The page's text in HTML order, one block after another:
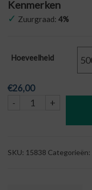
Kenmerken
✓ Zuurgraad: 4%
Hoeveelheid
€26,00
-
Abrikozen+
SKU: 15838 Categorieën: